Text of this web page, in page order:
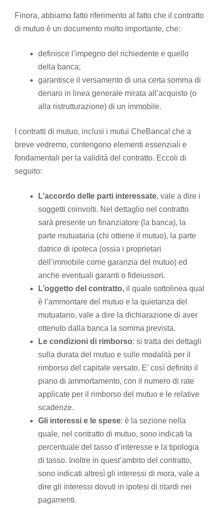
Finora, abbiamo fatto riferimento al fatto che il contratto
di mutuo è un documento molto importante, che:
definisce l’impegno del richiedente e quello
della banca;
garantisce il versamento di una certa somma di
denaro in linea generale mirata all’acquisto (o
alla ristrutturazione) di un immobile.
I contratti di mutuo, inclusi i mutui CheBanca! che a
breve vedremo, contengono elementi essenziali e
fondamentali per la validità del contratto. Eccoli di
seguito:
L’accordo delle parti interessate, vale a dire i
soggetti coinvolti. Nel dettaglio nel contratto
sarà presente un finanziatore (la banca), la
parte mutuataria (chi ottiene il mutuo), la parte
datrice di ipoteca (ossia i proprietari
dell’immobile come garanzia del mutuo) ed
anche eventuali garanti o fideiussori.
L’oggetto del contratto, il quale sottolinea qual
è l’ammontare del mutuo e la quietanza del
mutuatario, vale a dire la dichiarazione di aver
ottenuto dalla banca la somma prevista.
Le condizioni di rimborso: si tratta dei dettagli
sulla durata del mutuo e sulle modalità per il
rimborso del capitale versato. E’ così definito il
piano di ammortamento, con il numero di rate
applicate per il rimborso del mutuo e le relative
scadenze.
Gli interessi e le spese: è la sezione nella
quale, nel contratto di mutuo, sono indicati la
percentuale del tasso d’interesse e la tipologia
di tasso. Inoltre in quest’ambito del contratto,
sono indicati altresì gli interessi di mora, vale a
dire gli interessi dovuti in ipotesi di ritardi nei
pagamenti.